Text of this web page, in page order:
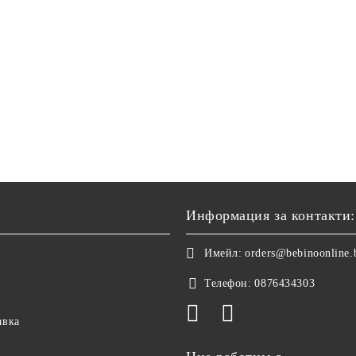
Информация за контакти:
Имейл:
Телефон: 0876434303